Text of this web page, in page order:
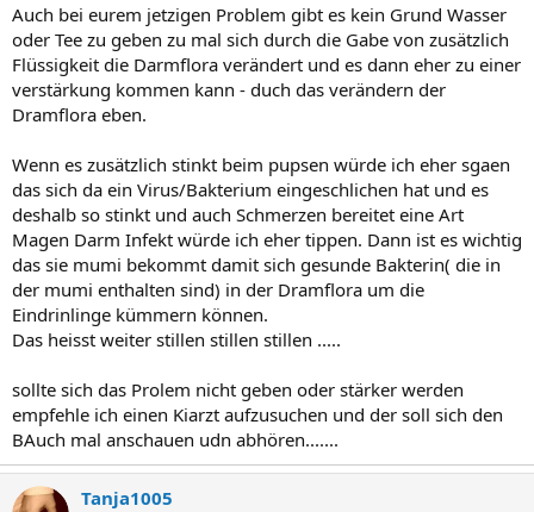
Auch bei eurem jetzigen Problem gibt es kein Grund Wasser
oder Tee zu geben zu mal sich durch die Gabe von zusätzlich
Flüssigkeit die Darmflora verändert und es dann eher zu einer
verstärkung kommen kann - duch das verändern der
Dramflora eben.
Wenn es zusätzlich stinkt beim pupsen würde ich eher sgaen
das sich da ein Virus/Bakterium eingeschlichen hat und es
deshalb so stinkt und auch Schmerzen bereitet eine Art
Magen Darm Infekt würde ich eher tippen. Dann ist es wichtig
das sie mumi bekommt damit sich gesunde Bakterin( die in
der mumi enthalten sind) in der Dramflora um die
Eindrinlinge kümmern können.
Das heisst weiter stillen stillen stillen .....
sollte sich das Prolem nicht geben oder stärker werden
empfehle ich einen Kiarzt aufzusuchen und der soll sich den
BAuch mal anschauen udn abhören.......
Tanja1005